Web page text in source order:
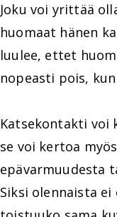
Joku voi yrittää
huomaat hänen
luulee, ettet
nopeasti pois,
Katsekontakti voi
se voi kertoa
epävarmuudesta
Siksi olennaista ei